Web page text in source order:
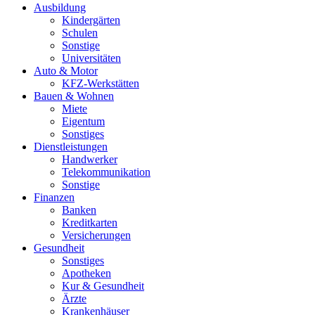
Ausbildung
Kindergärten
Schulen
Sonstige
Universitäten
Auto & Motor
KFZ-Werkstätten
Bauen & Wohnen
Miete
Eigentum
Sonstiges
Dienstleistungen
Handwerker
Telekommunikation
Sonstige
Finanzen
Banken
Kreditkarten
Versicherungen
Gesundheit
Sonstiges
Apotheken
Kur & Gesundheit
Ärzte
Krankenhäuser